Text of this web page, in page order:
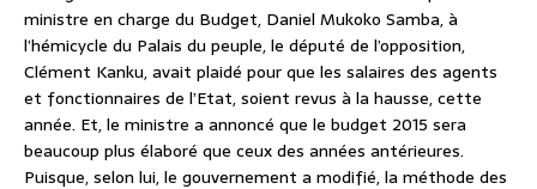
ministre en charge du Budget, Daniel Mukoko Samba, à
l’hémicycle du Palais du peuple, le député de l’opposition,
Clément Kanku, avait plaidé pour que les salaires des agents
et fonctionnaires de l’Etat, soient revus à la hausse, cette
année. Et, le ministre a annoncé que le budget 2015 sera
beaucoup plus élaboré que ceux des années antérieures.
Puisque, selon lui, le gouvernement a modifié, la méthode des